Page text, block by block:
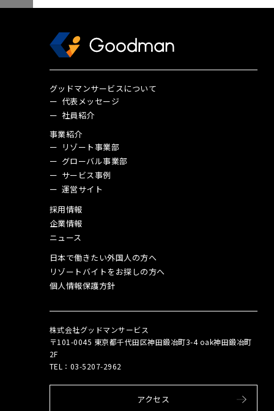
グッドマンサービスについて
代表メッセージ
社員紹介
事業紹介
リゾート事業部
グローバル事業部
サービス事例
運営サイト
採用情報
企業情報
ニュース
日本で働きたい外国人の方へ
リゾートバイトをお探しの方へ
個人情報保護方針
株式会社グッドマンサービス
〒101-0045 東京都千代田区神田鍛冶町3-4 oak神田鍛冶町
2F
TEL：03‑5207‑2962
アクセス